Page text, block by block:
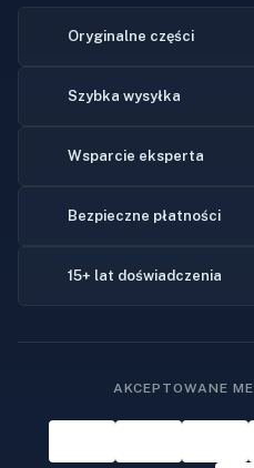
Oryginalne części
Szybka wysyłka
Wsparcie eksperta
Bezpieczne płatności
15+ lat doświadczenia
AKCEPTOWANE